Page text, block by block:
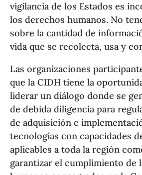
vigilancia de los Estados es
los derechos humanos. No
sobre la cantidad de
vida que se recolecta, usa y
Las organizaciones
que la CIDH tiene la
liderar un diálogo donde se
de debida diligencia para
de adquisición e
tecnologías con capacidades
aplicables a toda la región
garantizar el cumplimiento de